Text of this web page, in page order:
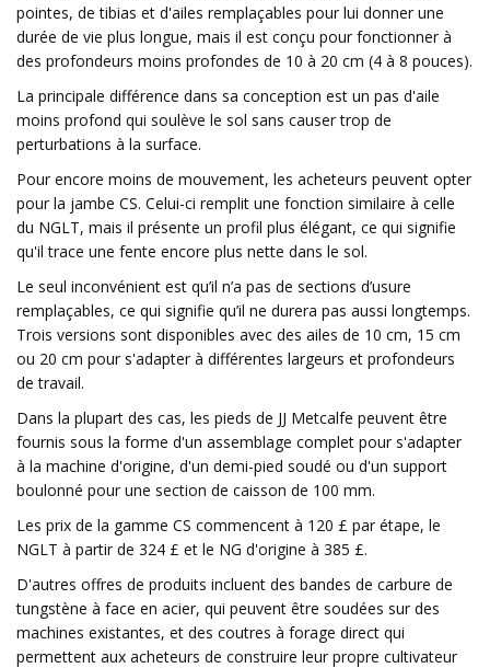
pointes, de tibias et d'ailes remplaçables pour lui donner une
durée de vie plus longue, mais il est conçu pour fonctionner à
des profondeurs moins profondes de 10 à 20 cm (4 à 8 pouces).
La principale différence dans sa conception est un pas d'aile
moins profond qui soulève le sol sans causer trop de
perturbations à la surface.
Pour encore moins de mouvement, les acheteurs peuvent opter
pour la jambe CS. Celui-ci remplit une fonction similaire à celle
du NGLT, mais il présente un profil plus élégant, ce qui signifie
qu'il trace une fente encore plus nette dans le sol.
Le seul inconvénient est qu’il n’a pas de sections d’usure
remplaçables, ce qui signifie qu’il ne durera pas aussi longtemps.
Trois versions sont disponibles avec des ailes de 10 cm, 15 cm
ou 20 cm pour s'adapter à différentes largeurs et profondeurs
de travail.
Dans la plupart des cas, les pieds de JJ Metcalfe peuvent être
fournis sous la forme d'un assemblage complet pour s'adapter
à la machine d'origine, d'un demi-pied soudé ou d'un support
boulonné pour une section de caisson de 100 mm.
Les prix de la gamme CS commencent à 120 £ par étape, le
NGLT à partir de 324 £ et le NG d'origine à 385 £.
D'autres offres de produits incluent des bandes de carbure de
tungstène à face en acier, qui peuvent être soudées sur des
machines existantes, et des coutres à forage direct qui
permettent aux acheteurs de construire leur propre cultivateur